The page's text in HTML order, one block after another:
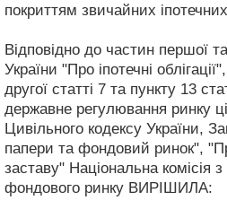
покриттям звичайних іпотечних
Відповідно до частин першої
України "Про іпотечні
другої статті 7 та пункту 13
державне регулювання ринку
Цивільного кодексу України,
папери та фондовий ринок",
заставу" Національна комісія
фондового ринку ВИРІШИЛА: